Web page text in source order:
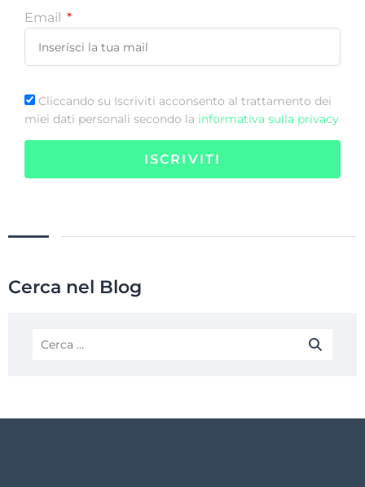
Email
Cliccando su Iscriviti acconsento al trattamento dei
miei dati personali secondo la informativa sulla privacy
ISCRIVITI
Cerca nel Blog